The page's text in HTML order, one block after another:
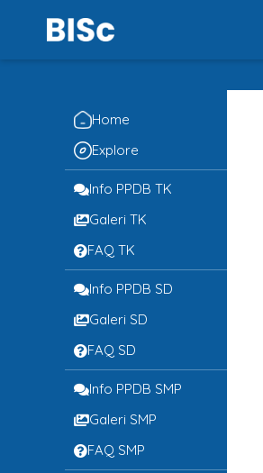
Home
Explore
Info PPDB TK
Galeri TK
FAQ TK
Info PPDB SD
Galeri SD
FAQ SD
Info PPDB SMP
Galeri SMP
FAQ SMP